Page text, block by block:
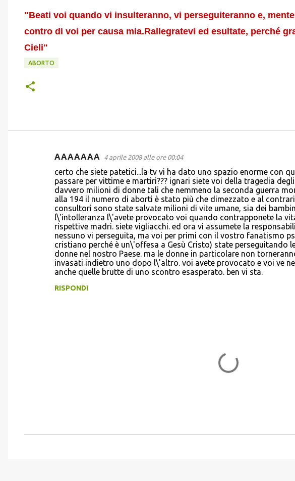
"Beati voi quando vi insulteranno, vi perseguiteranno e,
contro di voi per causa mia.Rallegratevi ed esultate, perché
Cieli"
ABORTO
AAAAAAA 4 aprile 2008 alle ore 00:04
certo che siete patetici...la tv vi ha dato uno spazio enorme con
passare per vittime e martiri??? ignari siete voi della tragedia
davvero milioni di donne tali che nemmeno la seconda guerra
alla 194 il numero di aborti è stato più che dimezzato e al
consultori sono state salvate milioni di vite umane, sia dei
l\'intolleranza l\'avete provocato voi quando contrapponete la
rispettive madri. siete vigliacchi. ed ora vi assumete la
nessuno vi perseguita, ma voi per primi con il vostro fanatismo
cristiano perché è un\'offesa a Gesù Cristo) state perseguitando
donne nel nostro Paese. ma le donne in particolare non
invasati indietro uno dopo l\'altro. voi avete provocato e voi ve
anche quelle brutte di uno scontro esasperato. ben vi sta.
RISPONDI